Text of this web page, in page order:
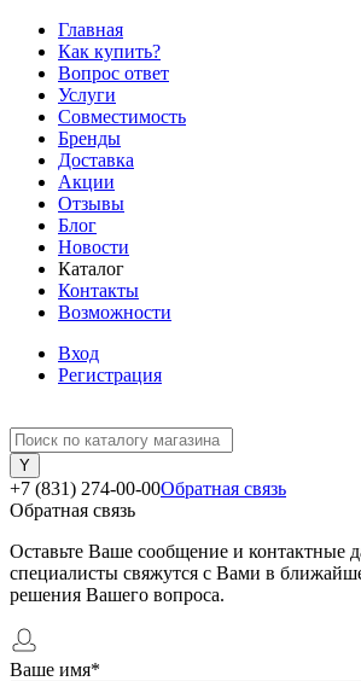
Главная
Как купить?
Вопрос ответ
Услуги
Совместимость
Бренды
Доставка
Акции
Отзывы
Блог
Новости
Каталог
Контакты
Возможности
Вход
Регистрация
+7 (831) 274-00-00Обратная связь
Обратная связь
Оставьте Ваше сообщение и контактные
специалисты свяжутся с Вами в
решения Вашего вопроса.
Ваше имя*